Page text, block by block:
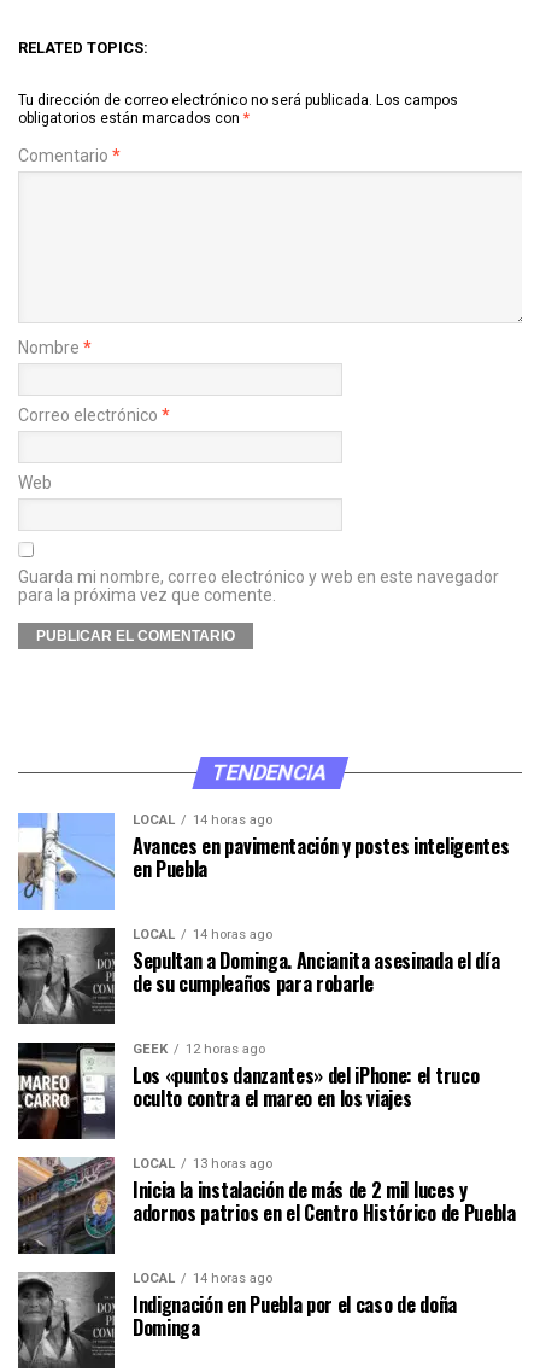
RELATED TOPICS:
Tu dirección de correo electrónico no será publicada. Los campos
obligatorios están marcados con *
Comentario *
Nombre *
Correo electrónico *
Web
Guarda mi nombre, correo electrónico y web en este navegador
para la próxima vez que comente.
TENDENCIA
LOCAL 14 horas ago
Avances en pavimentación y postes inteligentes
en Puebla
LOCAL 14 horas ago
Sepultan a Dominga. Ancianita asesinada el día
de su cumpleaños para robarle
GEEK 12 horas ago
Los «puntos danzantes» del iPhone: el truco
oculto contra el mareo en los viajes
LOCAL 13 horas ago
Inicia la instalación de más de 2 mil luces y
adornos patrios en el Centro Histórico de Puebla
LOCAL 14 horas ago
Indignación en Puebla por el caso de doña
Dominga